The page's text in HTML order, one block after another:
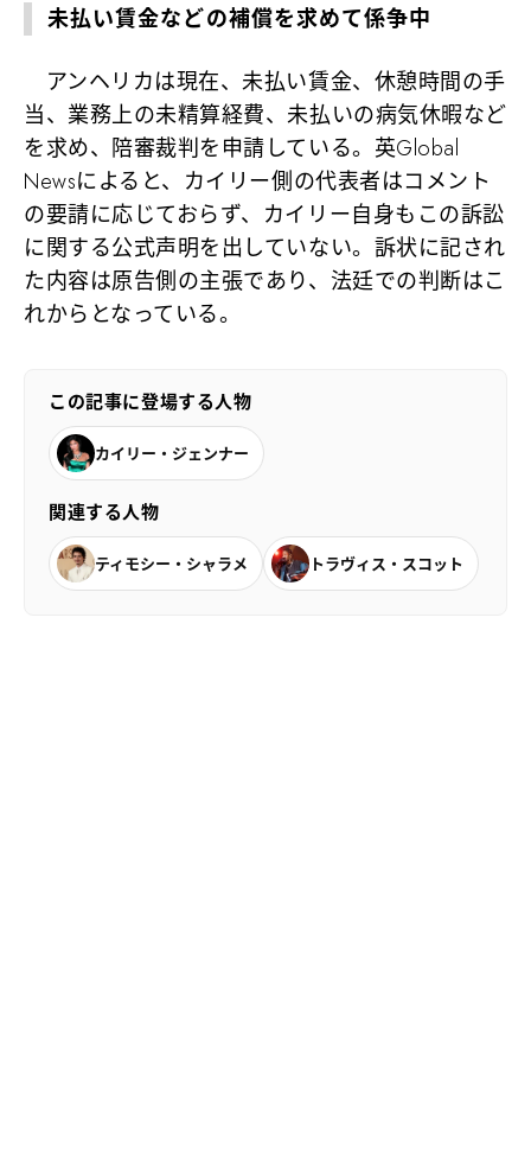
未払い賃金などの補償を求めて係争中
アンヘリカは現在、未払い賃金、休憩時間の手
当、業務上の未精算経費、未払いの病気休暇など
を求め、陪審裁判を申請している。英Global
Newsによると、カイリー側の代表者はコメント
の要請に応じておらず、カイリー自身もこの訴訟
に関する公式声明を出していない。訴状に記され
た内容は原告側の主張であり、法廷での判断はこ
れからとなっている。
この記事に登場する人物
カイリー・ジェンナー
関連する人物
ティモシー・シャラメ トラヴィス・スコット